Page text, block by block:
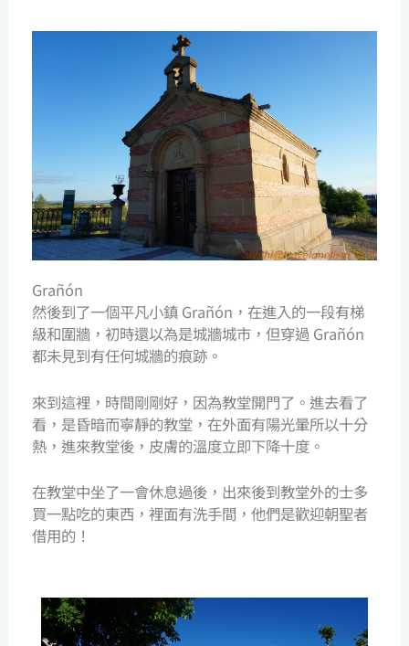
Grañón
然後到了一個平凡小鎮 Grañón，在進入的一段有梯
級和圍牆，初時還以為是城牆城市，但穿過 Grañón
都未見到有任何城牆的痕跡。
來到這裡，時間剛剛好，因為教堂開門了。進去看了
看，是昏暗而寧靜的教堂，在外面有陽光暈所以十分
熱，進來教堂後，皮膚的溫度立即下降十度。
在教堂中坐了一會休息過後，出來後到教堂外的士多
買一點吃的東西，裡面有洗手間，他們是歡迎朝聖者
借用的！